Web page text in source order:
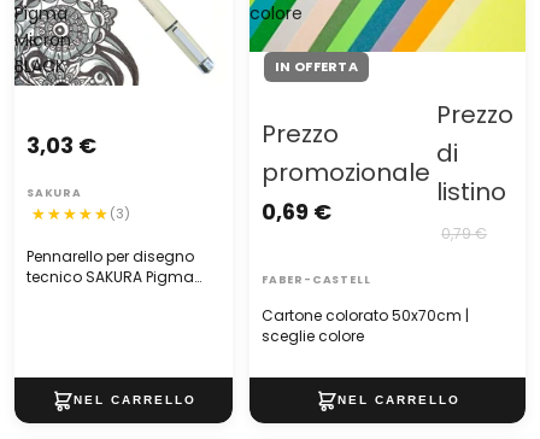
Pigma
Micron
BLACK
Pennarello per disegno
tecnico SAKURA Pigma
3,03 €
SAKURA
(3)
colore
IN OFFERTA
Cartone colorato 50x70cm |
sceglie colore
Prezzo
promozionale
0,69 €
Prezzo
di
listino
0,79 €
FABER-CASTELL